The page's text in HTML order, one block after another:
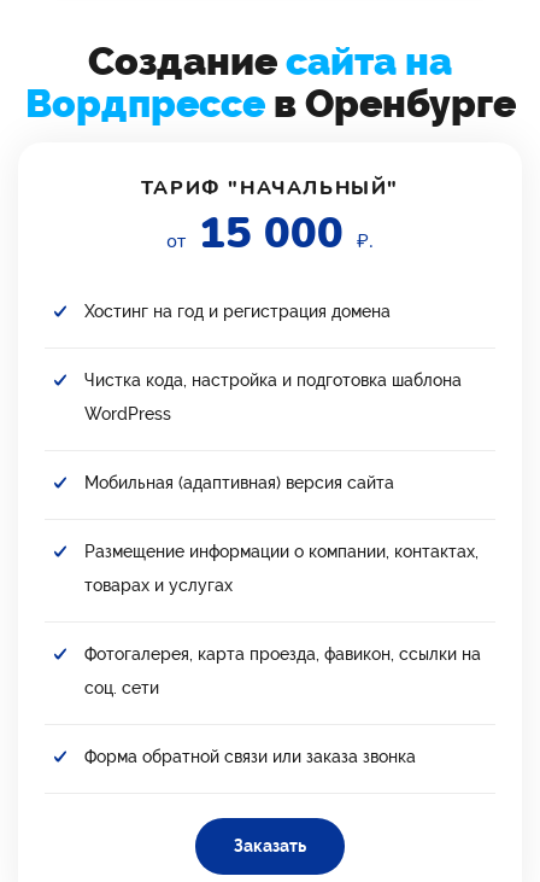
Созданиесайта на
Вордпрессев Оренбурге
ТАРИФ "НАЧАЛЬНЫЙ"
от 15 000 ₽.
Хостинг на год и регистрация домена
Чистка кода, настройка и подготовка шаблона
WordPress
Мобильная (адаптивная) версия сайта
Размещение информации о компании, контактах,
товарах и услугах
Фотогалерея, карта проезда, фавикон, ссылки на
соц. сети
Форма обратной связи или заказа звонка
Заказать